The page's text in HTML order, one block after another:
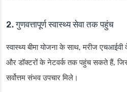
2. गुणवत्तापूर्ण स्वास्थ्य सेवा तक पहुंच
स्वास्थ्य बीमा योजना के साथ, मरीज एचआईवी
और डॉक्टरों के नेटवर्क तक पहुंच सकते हैं,
सर्वोत्तम संभव उपचार मिले।